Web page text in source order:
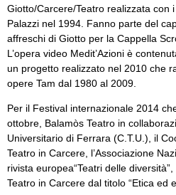
Giotto/Carcere/Teatro realizzata con
Palazzi nel 1994. Fanno parte del
affreschi di Giotto per la Cappella
L’opera video Medit’Azioni è
un progetto realizzato nel 2010 che
opere Tam dal 1980 al 2009.
Per il Festival internazionale 2014
ottobre, Balamòs Teatro in
Universitario di Ferrara (C.T.U.), il
Teatro in Carcere, l’Associazione
rivista europea“Teatri delle
Teatro in Carcere dal titolo “Etica ed